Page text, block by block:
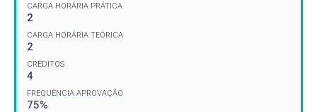
CARGA HORÁRIA PRÁTICA
2
CARGA HORÁRIA TEÓRICA
2
CRÉDITOS
4
FREQUÊNCIA APROVAÇÃO
75%